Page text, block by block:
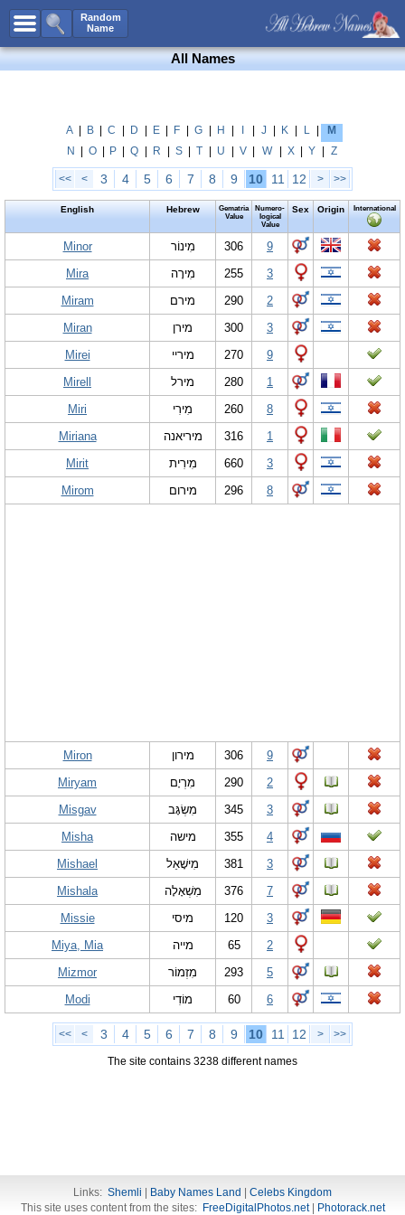
Random
Name
All Names
Boy Names
Unisex Names
Popular Names
Unique Names
Celebs B. DaysNew!
Numerology
Add Name
Contact Us
All Names
A B C D E F G H J K L
M
N
O P Q R S T U V W X Y Z
<< < 3 4 5 6 7 8 9 10 11 12 > >>
English Hebrew
Gematria
Value
Numero-
logical
Value
Sex Origin International
Minor מִינוֹר 306
9
Mira
מִירָה 255
3
Miram
מירם 290
2
Miran
מירן 300
3
Mirei
מיריי 270
9
Mirell
מירל 280
1
Miri
מִירִי 260
8
Miriana
מיריאנה 316
1
Mirit
מִירִית 660
3
Mirom
מירום 296 8
Miron מירון 306
9
Miryam
מִרְיָם 290
2
Misgav
מִשְׂגָּב 345
3
Misha
מישה 355
4
Mishael
מִישָׁאֵל 381
3
Mishala
מִשְׁאָלָה 376
7
Missie
מיסי 120
3
Miya, Mia
מייה 65
2
Mizmor
מִזְמוֹר 293
5
Modi
מוֹדִי 60 6
<< < 3 4 5 6 7 8 9 10 11 12 > >>
The site contains 3238 different names
Links: Shemli Baby Names Land
Celebs Kingdom
This site uses content from the sites: FreeDigitalPhotos.net| Photorack.net